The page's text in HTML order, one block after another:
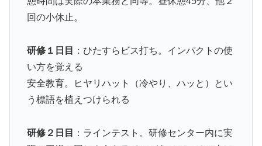
回の小休止。
研修１日目
：ひたすらビス打ち。インパクトの使
い方を覚える
安全教育。ヒヤリハット（冷やり、ハッと）とい
う標語を植えつけられる
研修２日目
：ラインテスト。研修センター内に実